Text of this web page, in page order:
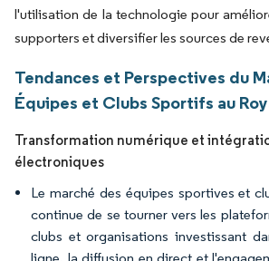
l'utilisation de la technologie pour
supporters et diversifier les sources de
Tendances et Perspectives du
Équipes et Clubs Sportifs au
Transformation numérique et
électroniques
Le marché des équipes sportives et
continue de se tourner vers les
clubs et organisations investissant